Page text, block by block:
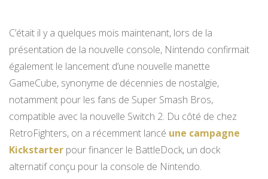
C’était il y a quelques mois maintenant, lors de la
présentation de la nouvelle console, Nintendo confirmait
également le lancement d’une nouvelle manette
GameCube, synonyme de décennies de nostalgie,
notamment pour les fans de Super Smash Bros,
compatible avec la nouvelle Switch 2. Du côté de chez
RetroFighters, on a récemment lancé une campagne
Kickstarter pour financer le BattleDock, un dock
alternatif conçu pour la console de Nintendo.